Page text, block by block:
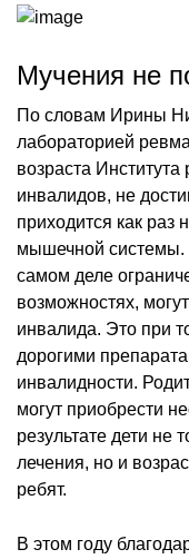
Мучения не
По словам Ирины
лабораторией
возраста
инвалидов, не
приходится как раз
мышечной системы.
самом деле
возможностях,
инвалида. Это при
дорогими
инвалидности.
могут приобрести
результате дети не
лечения, но и
ребят.
В этом году